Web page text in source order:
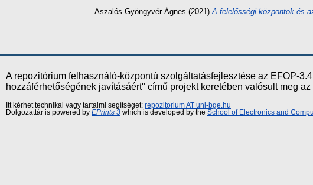
Aszalós Gyöngyvér Ágnes (2021) A felelősségi központok és
A repozitórium felhasználó-központú szolgáltatásfejlesztése az EFOP-
hozzáférhetőségének javításáért" című projekt keretében valósult meg
Itt kérhet technikai vagy tartalmi segítséget: repozitorium AT uni-bge.hu
Dolgozattár is powered by EPrints 3 which is developed by the School of Electronics and